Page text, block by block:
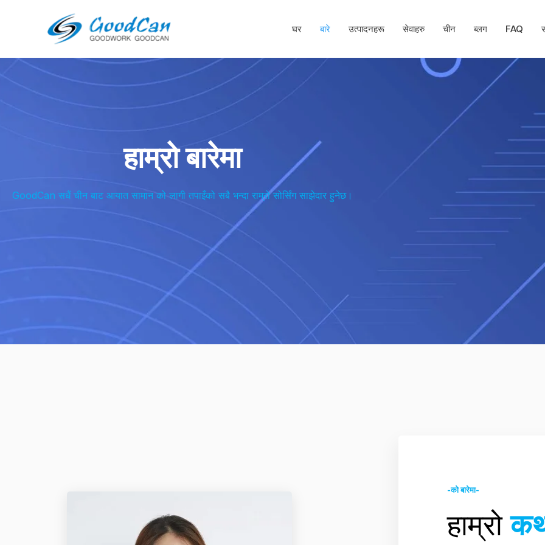
घर बारे उत्पादनहरू सेवाहरु चीन ब्लग FAQ
हाम्रो बारेमा
GoodCan सधैं चीन बाट आयात सामान को लागी तपाइँको सबै भन्दा राम्रो सोर्सिंग साझेदार हुनेछ।
-को बारेमा-
हाम्रो